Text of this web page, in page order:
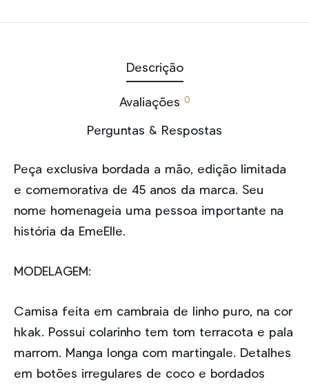
Descrição
Avaliações 0
Perguntas & Respostas
Peça exclusiva bordada a mão, edição limitada
e comemorativa de 45 anos da marca. Seu
nome homenageia uma pessoa importante na
história da EmeElle.
MODELAGEM:
Camisa feita em cambraia de linho puro, na cor
hkak. Possui colarinho tem tom terracota e pala
marrom. Manga longa com martingale. Detalhes
em botões irregulares de coco e bordados